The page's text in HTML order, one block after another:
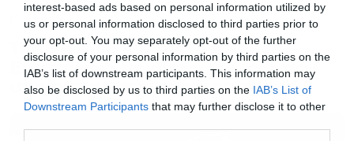
interest-based ads based on personal information utilized by
us or personal information disclosed to third parties prior to
your opt-out. You may separately opt-out of the further
disclosure of your personal information by third parties on the
IAB’s list of downstream participants. This information may
also be disclosed by us to third parties on the IAB’s List of
Downstream Participants that may further disclose it to other
Movies
The X-Files: I Want to Believe –
Επιστρέφει με director’s cut που
υπόσχεται περισσότερο τρόμο